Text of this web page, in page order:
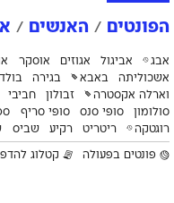
הפונטים האנשים
אבג אביגול אגוזים אוסקר
אשכוליתה
באבא בגירה
וארלה אקסטרה
זבולון חביבי
סולומון סופי סנס סופי סריף
רוגטקה
ריטריט רקיע שביס
פונטים בפעולה קטלוג